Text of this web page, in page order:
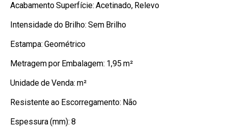
Acabamento Superfície: Acetinado, Relevo
Intensidade do Brilho: Sem Brilho
Estampa: Geométrico
Metragem por Embalagem: 1,95 m²
Unidade de Venda: m²
Resistente ao Escorregamento: Não
Espessura (mm): 8